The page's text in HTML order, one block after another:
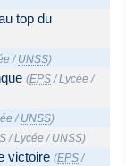
top du
/ UNSS)
(EPS /Lycée /
/ UNSS)
/Lycée / UNSS)
victoire (EPS /